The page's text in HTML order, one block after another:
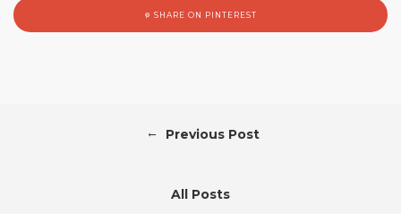
SHARE ON PINTEREST
← Previous Post
All Posts